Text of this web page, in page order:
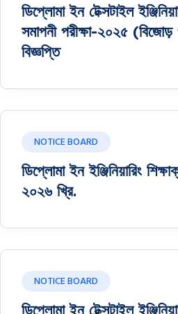
ডিপ্লোমা ইন টেক্সটাইল
সমাপনী পরীক্ষা-২০২৫
বিজ্ঞপ্তি
NOTICE BOARD
ডিপ্লোমা ইন ইঞ্জিনিয়ারিং
২০২৬ খ্রি.
NOTICE BOARD
ডিপ্লোমা ইন টেক্সটাইল